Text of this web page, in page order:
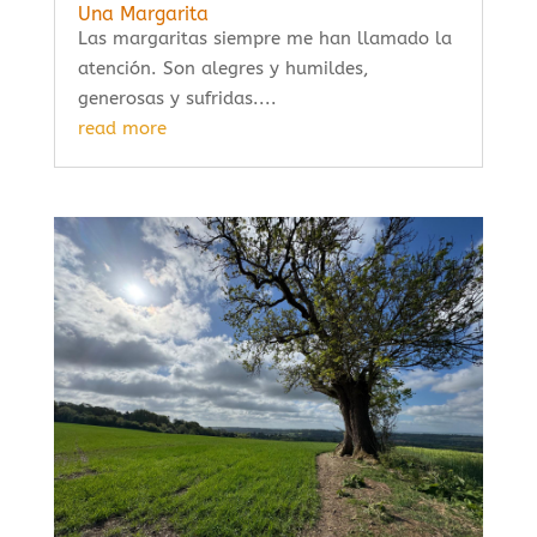
Una Margarita
Las margaritas siempre me han llamado la
atención. Son alegres y humildes,
generosas y sufridas....
read more